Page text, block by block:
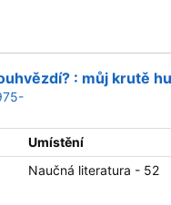
: můj krutě
Umístění
Naučná literatura - 52